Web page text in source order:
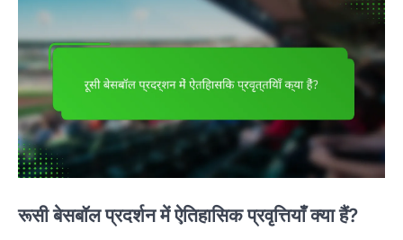
रूसी बेसबॉल प्रदर्शन में ऐतिहासिक प्रवृत्तियाँ क्या हैं?